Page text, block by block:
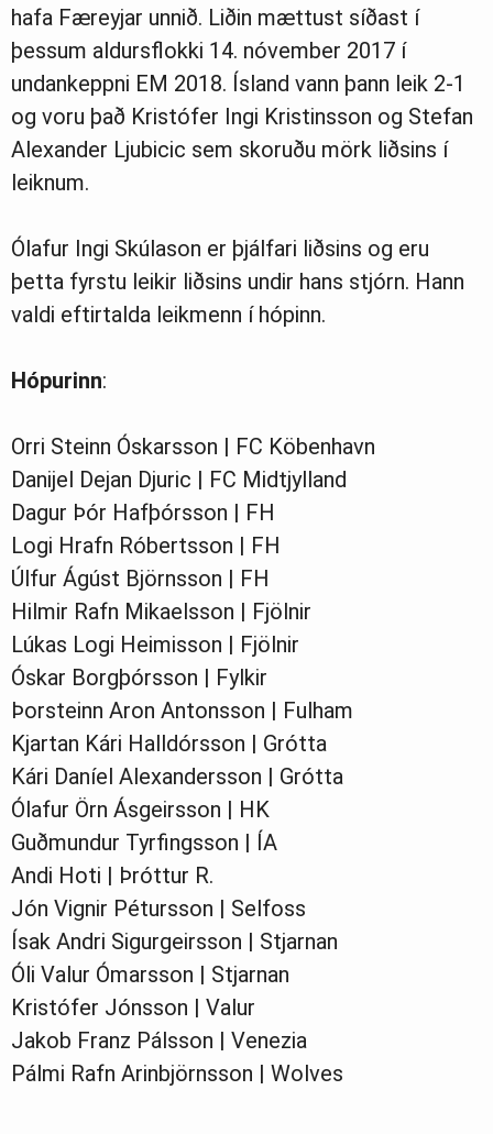
hafa Færeyjar unnið. Liðin mættust síðast í
þessum aldursflokki 14. nóvember 2017 í
undankeppni EM 2018. Ísland vann þann leik 2-1
og voru það Kristófer Ingi Kristinsson og Stefan
Alexander Ljubicic sem skoruðu mörk liðsins í
leiknum.
Ólafur Ingi Skúlason er þjálfari liðsins og eru
þetta fyrstu leikir liðsins undir hans stjórn. Hann
valdi eftirtalda leikmenn í hópinn.
Hópurinn:
Orri Steinn Óskarsson | FC Köbenhavn
Danijel Dejan Djuric | FC Midtjylland
Dagur Þór Hafþórsson | FH
Logi Hrafn Róbertsson | FH
Úlfur Ágúst Björnsson | FH
Hilmir Rafn Mikaelsson | Fjölnir
Lúkas Logi Heimisson | Fjölnir
Óskar Borgþórsson | Fylkir
Þorsteinn Aron Antonsson | Fulham
Kjartan Kári Halldórsson | Grótta
Kári Daníel Alexandersson | Grótta
Ólafur Örn Ásgeirsson | HK
Guðmundur Tyrfingsson | ÍA
Andi Hoti | Þróttur R.
Jón Vignir Pétursson | Selfoss
Ísak Andri Sigurgeirsson | Stjarnan
Óli Valur Ómarsson | Stjarnan
Kristófer Jónsson | Valur
Jakob Franz Pálsson | Venezia
Pálmi Rafn Arinbjörnsson | Wolves